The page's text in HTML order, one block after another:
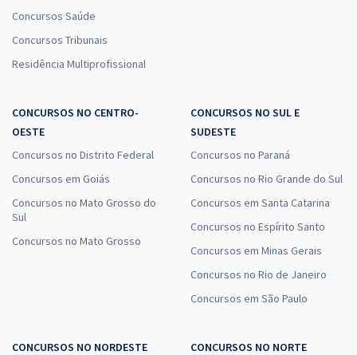
Concursos Saúde
Concursos Tribunais
Residência Multiprofissional
CONCURSOS NO CENTRO-
OESTE
Concursos no Distrito Federal
Concursos em Goiás
Concursos no Mato Grosso do
Sul
Concursos no Mato Grosso
CONCURSOS NO SUL E
SUDESTE
Concursos no Paraná
Concursos no Rio Grande do Sul
Concursos em Santa Catarina
Concursos no Espírito Santo
Concursos em Minas Gerais
Concursos no Rio de Janeiro
Concursos em São Paulo
CONCURSOS NO NORDESTE
CONCURSOS NO NORTE